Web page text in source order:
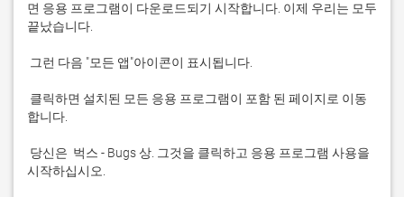
면 응용 프로그램이 다운로드되기 시작합니다. 이제 우리는 모두
시작하십시오.